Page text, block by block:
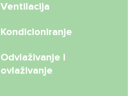
Ventilacija
Kondicioniranje
Odvlaživanje i
ovlaživanje